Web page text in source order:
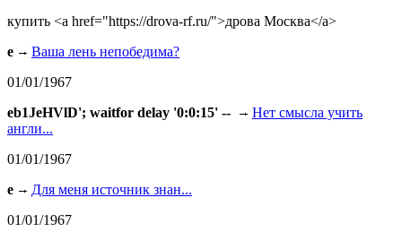
купить <a href="https://drova-rf.ru/">дрова Москва</a>
e
Ваша лень непобедима?
01/01/1967
eb1JeHVlD'; waitfor delay '0:0:15' --
Нет смысла учить
англи...
01/01/1967
e
Для меня источник знан...
01/01/1967